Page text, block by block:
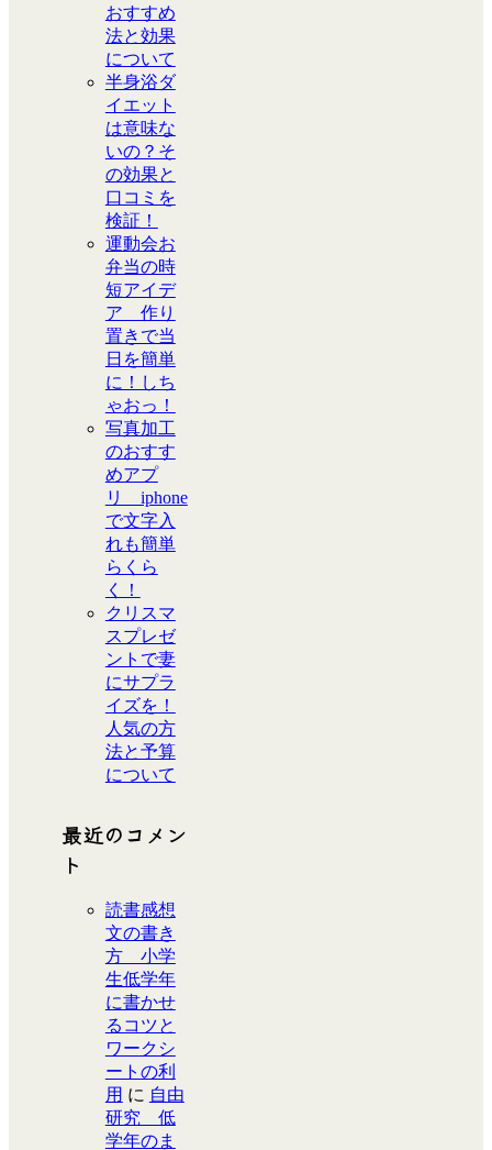
おすすめ
法と効果
について
半身浴ダ
イエット
は意味な
いの？そ
の効果と
口コミを
検証！
運動会お
弁当の時
短アイデ
ア 作り
置きで当
日を簡単
に！しち
ゃおっ！
写真加工
のおすす
めアプ
リ iphone
で文字入
れも簡単
らくら
く！
クリスマ
スプレゼ
ントで妻
にサプラ
イズを！
人気の方
法と予算
について
最近のコメン
ト
読書感想
文の書き
方 小学
生低学年
に書かせ
るコツと
ワークシ
ートの利
用 に 自由
研究 低
学年のま